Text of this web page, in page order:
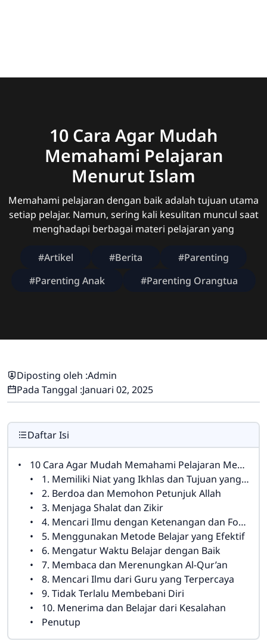
10 Cara Agar Mudah
Memahami Pelajaran
Menurut Islam
Memahami pelajaran dengan baik adalah tujuan utama
setiap pelajar. Namun, sering kali kesulitan muncul saat
menghadapi berbagai materi pelajaran yang
#Artikel #Berita
#Parenting
#Parenting Anak
#Parenting Orangtua
Diposting oleh :Admin
Pada Tanggal :Januari 02, 2025
Daftar Isi
10 Cara Agar Mudah Memahami Pelajaran Menurut Islam
1. Memiliki Niat yang Ikhlas dan Tujuan yang Jelas
2. Berdoa dan Memohon Petunjuk Allah
3. Menjaga Shalat dan Zikir
4. Mencari Ilmu dengan Ketenangan dan Fokus
5. Menggunakan Metode Belajar yang Efektif
6. Mengatur Waktu Belajar dengan Baik
7. Membaca dan Merenungkan Al-Qur’an
8. Mencari Ilmu dari Guru yang Terpercaya
9. Tidak Terlalu Membebani Diri
10. Menerima dan Belajar dari Kesalahan
Penutup